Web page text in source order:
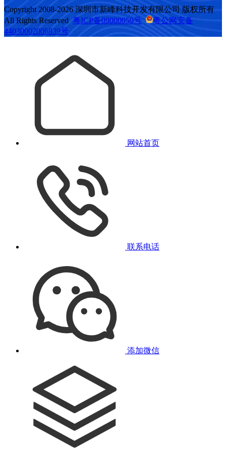
Copyright 2008-2026 深圳市新峰科技开发有限公司 版权所有
All Rights Reserved 粤ICP备09000059号
粤公网安备
44030002006839号
网站首页
联系电话
添加微信